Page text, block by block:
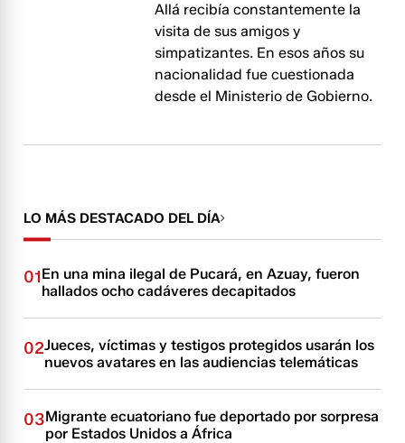
Allá recibía constantemente la
visita de sus amigos y
simpatizantes. En esos años su
nacionalidad fue cuestionada
desde el Ministerio de Gobierno.
LO MÁS DESTACADO DEL DÍA
01En una mina ilegal de Pucará, en Azuay, fueron
hallados ocho cadáveres decapitados
02Jueces, víctimas y testigos protegidos usarán los
nuevos avatares en las audiencias telemáticas
03Migrante ecuatoriano fue deportado por sorpresa
por Estados Unidos a África